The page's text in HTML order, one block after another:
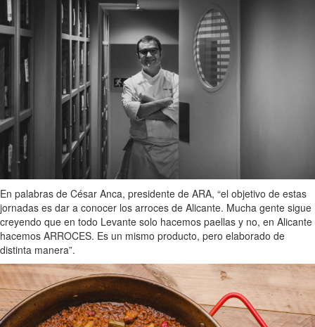
En palabras de César Anca, presidente de ARA, “el objetivo de estas
jornadas es dar a conocer los arroces de Alicante. Mucha gente sigue
creyendo que en todo Levante solo hacemos paellas y no, en Alicante
hacemos ARROCES. Es un mismo producto, pero elaborado de
distinta manera”.